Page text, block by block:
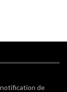
notification de